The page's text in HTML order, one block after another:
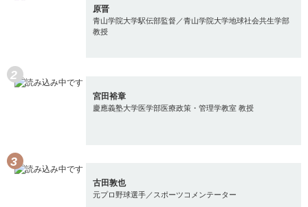
原晋
青山学院大学駅伝部監督／青山学院大学地球社会共生学部
教授
宮田裕章
慶應義塾大学医学部医療政策・管理学教室 教授
古田敦也
元プロ野球選手／スポーツコメンテーター